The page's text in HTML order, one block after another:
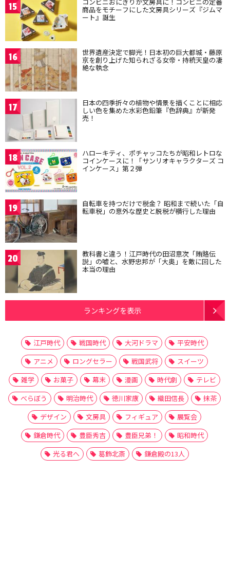
15 商品をモチーフにした文房具シリーズ『ジムマ
ート』誕生
16 世界遺産決定で脚光！日本初の巨大都城・藤原
京を創り上げた知られざる女帝・持統天皇の凄
絶な執念
17 日本の四季折々の植物や情景を描くことに相応
しい色を集めた水彩色鉛筆『色辞典』が新発
売！
18 ハローキティ、ポチャッコたちが昭和レトロな
コインケースに！「サンリオキャラクターズ コ
インケース」第２弾
19 自転車を持つだけで税金？ 昭和まで続いた「自
転車税」の意外な歴史と脱税が横行した理由
20 教科書と違う！江戸時代の田沼意次「賄賂伝
説」の嘘と、水野忠邦が「大奥」を敵に回した
本当の理由
ランキングを表示
江戸時代 戦国時代 大河ドラマ
平安時代
アニメ
ロングセラー 戦国武将
スイーツ
雑学
お菓子 幕末 漫画 時代劇
テレビ
べらぼう
明治時代 徳川家康 織田信長
抹茶
デザイン
文房具 フィギュア
展覧会
鎌倉時代
豊臣秀吉 豊臣兄弟！
昭和時代
光る君へ
葛飾北斎 鎌倉殿の13人